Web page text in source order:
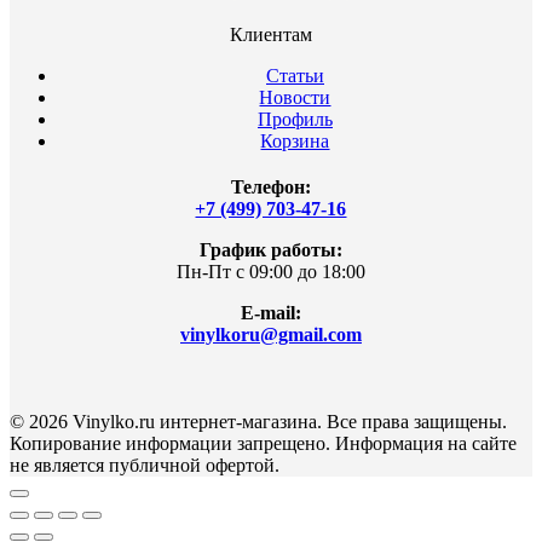
Клиентам
Статьи
Новости
Профиль
Корзина
Телефон:
+7 (499) 703-47-16
График работы:
Пн-Пт с 09:00 до 18:00
E-mail:
vinylkoru@gmail.com
© 2026 Vinylko.ru интернет-магазина. Все права защищены.
Копирование информации запрещено. Информация на сайте
не является публичной офертой.